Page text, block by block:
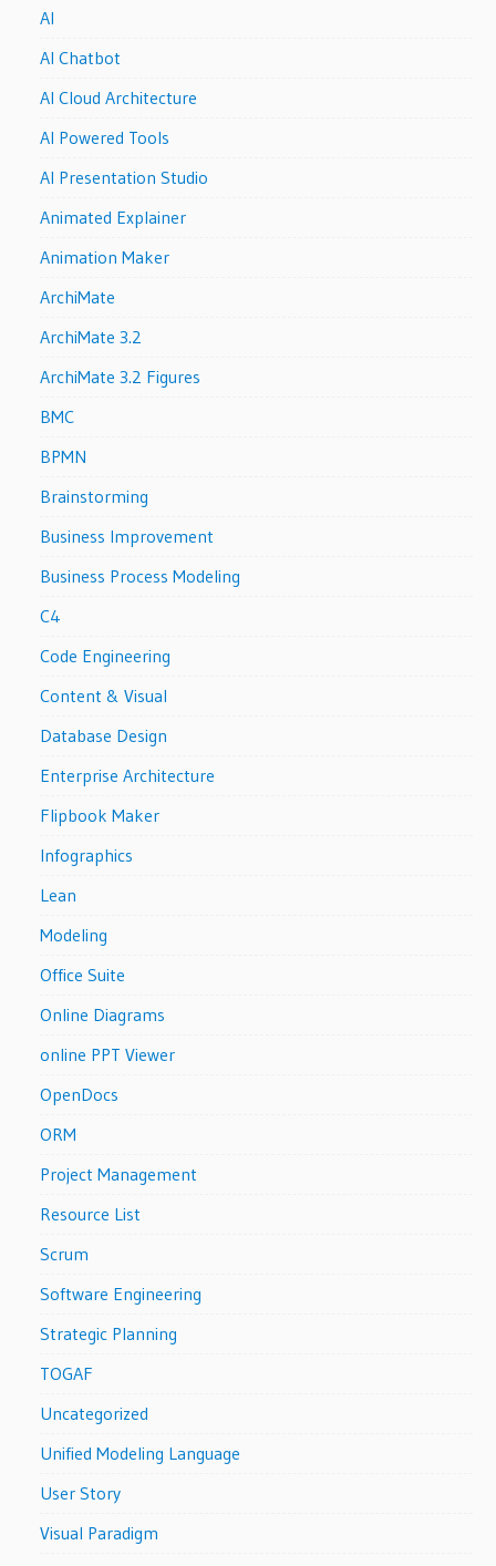
AI
AI Chatbot
AI Cloud Architecture
AI Powered Tools
AI Presentation Studio
Animated Explainer
Animation Maker
ArchiMate
ArchiMate 3.2
ArchiMate 3.2 Figures
BMC
BPMN
Brainstorming
Business Improvement
Business Process Modeling
C4
Code Engineering
Content & Visual
Database Design
Enterprise Architecture
Flipbook Maker
Infographics
Lean
Modeling
Office Suite
Online Diagrams
online PPT Viewer
OpenDocs
ORM
Project Management
Resource List
Scrum
Software Engineering
Strategic Planning
TOGAF
Uncategorized
Unified Modeling Language
User Story
Visual Paradigm